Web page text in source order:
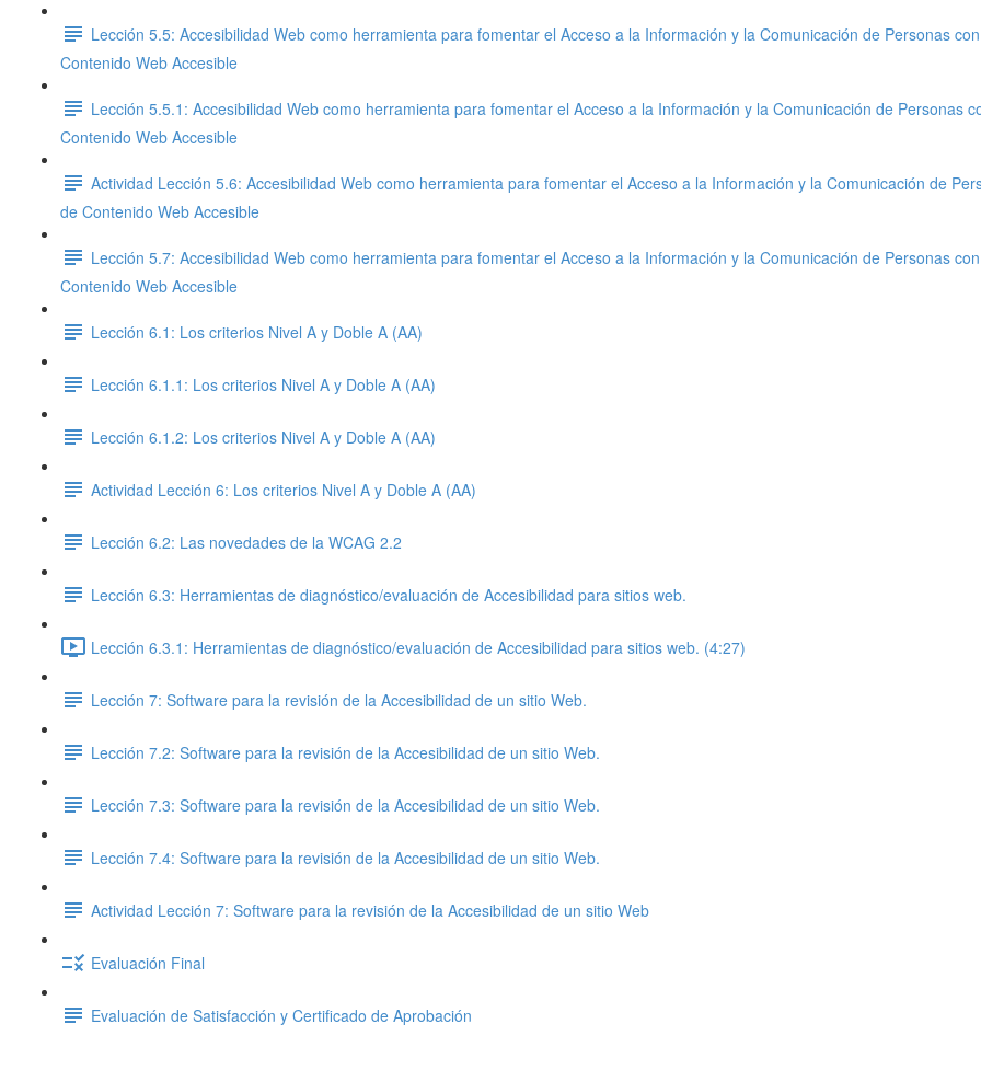
Lección 5.5: Accesibilidad Web como herramienta para fomentar el Acceso a la Información y la Comunicación de Personas
Contenido Web Accesible
Lección 5.5.1: Accesibilidad Web como herramienta para fomentar el Acceso a la Información y la Comunicación de Personas
Contenido Web Accesible
Actividad Lección 5.6: Accesibilidad Web como herramienta para fomentar el Acceso a la Información y la Comunicación de
de Contenido Web Accesible
Lección 5.7: Accesibilidad Web como herramienta para fomentar el Acceso a la Información y la Comunicación de Personas
Contenido Web Accesible
Lección 6.1: Los criterios Nivel A y Doble A (AA)
Lección 6.1.1: Los criterios Nivel A y Doble A (AA)
Lección 6.1.2: Los criterios Nivel A y Doble A (AA)
Actividad Lección 6: Los criterios Nivel A y Doble A (AA)
Lección 6.2: Las novedades de la WCAG 2.2
Lección 6.3: Herramientas de diagnóstico/evaluación de Accesibilidad para sitios web.
Lección 6.3.1: Herramientas de diagnóstico/evaluación de Accesibilidad para sitios web. (4:27)
Lección 7: Software para la revisión de la Accesibilidad de un sitio Web.
Lección 7.2: Software para la revisión de la Accesibilidad de un sitio Web.
Lección 7.3: Software para la revisión de la Accesibilidad de un sitio Web.
Lección 7.4: Software para la revisión de la Accesibilidad de un sitio Web.
Actividad Lección 7: Software para la revisión de la Accesibilidad de un sitio Web
Evaluación Final
Evaluación de Satisfacción y Certificado de Aprobación